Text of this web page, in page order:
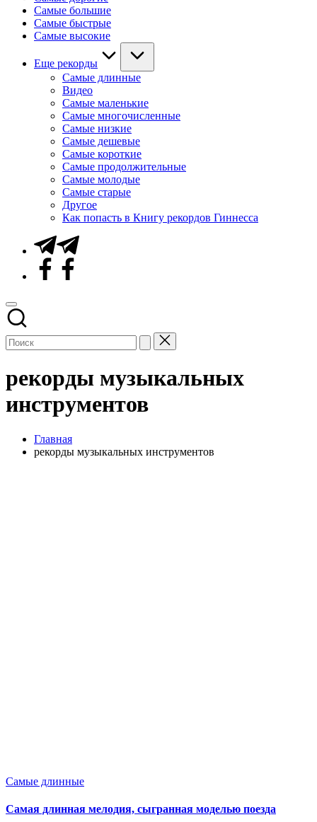
Самые большие
Самые быстрые
Самые высокие
Еще рекорды
Самые длинные
Видео
Самые маленькие
Самые многочисленные
Самые низкие
Самые дешевые
Самые короткие
Самые продолжительные
Самые молодые
Самые старые
Другое
Как попасть в Книгу рекордов Гиннесса
Telegram
Facebook
рекорды музыкальных
инструментов
Главная
рекорды музыкальных инструментов
Опубликовано
Самые длинные
Самая длинная мелодия, сыгранная моделью поезда